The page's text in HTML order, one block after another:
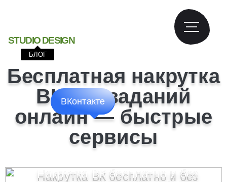
STUDIO DESIGN
БЛОГ
Бесплатная накрутка
ВК без заданий
онлайн — быстрые
сервисы
ВКонтакте